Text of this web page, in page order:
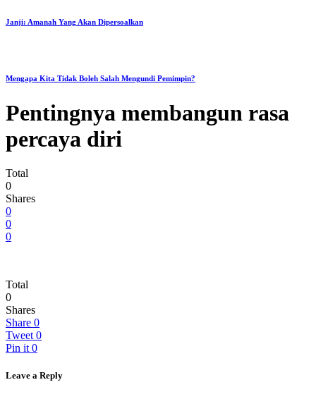
Janji: Amanah Yang Akan Dipersoalkan
Mengapa Kita Tidak Boleh Salah Mengundi Pemimpin?
Pentingnya membangun rasa
percaya diri
Total
0
Shares
0
0
0
Total
0
Shares
Share 0
Tweet 0
Pin it 0
Leave a Reply